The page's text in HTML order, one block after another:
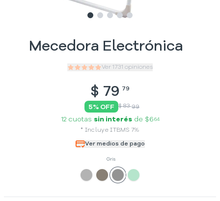
Slide1
Slide2
Slide3
SlideSlide
Mecedora Electrónica
Ver 1731 opiniones
$ 79 79
5% OFF $ 83 99
12 cuotas sin interésde $6 64
* Incluye ITBMS 7%
Ver medios de pago
Gris